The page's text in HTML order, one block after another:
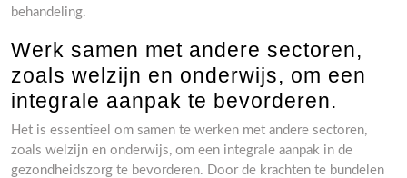
behandeling.
Werk samen met andere sectoren,
zoals welzijn en onderwijs, om een
integrale aanpak te bevorderen.
Het is essentieel om samen te werken met andere sectoren,
zoals welzijn en onderwijs, om een integrale aanpak in de
gezondheidszorg te bevorderen. Door de krachten te bundelen